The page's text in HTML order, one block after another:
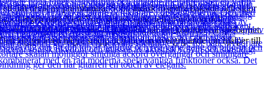
fint urval av premiumträ. Solid indisk rosenträ baksida och sidor
bergen nära New York ger exceptionell projektion och
otroligt men är bara en pusselbit när det kommer till spelbarhet.
lägger även några snäpp och bit den övergripande ton hjälper till